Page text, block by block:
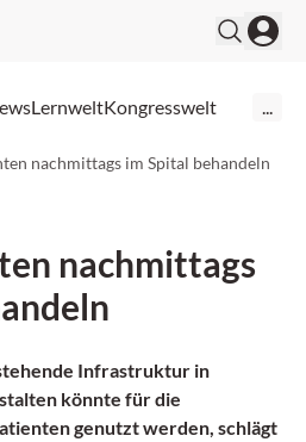
LernweltKongresswelt
nachmittags im Spital behandeln
nachmittags
Infrastruktur in
könnte für die
genutzt werden, schlägt